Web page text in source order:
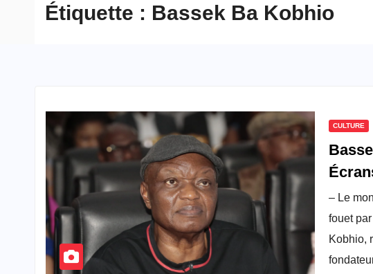
Étiquette : Bassek Ba Kobhio
CULTURE
– Le
fouet
Kobhio,